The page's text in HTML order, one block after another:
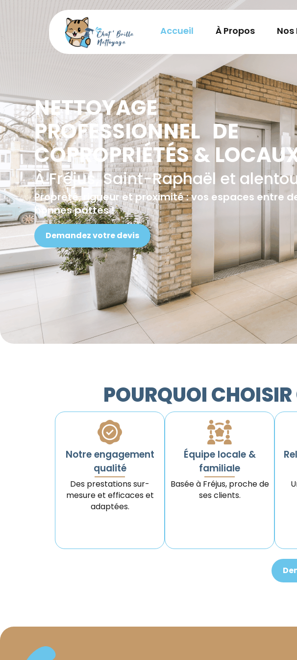
Accueil À Propos
NETTOYAGE
PROFESSIONNEL DE
COPROPRIÉTÉS &
À Fréjus, Saint-Raphaël et
Propreté, rigueur et proximité : vos espaces entre
bonnes pattes !
Demandez votre devis
POURQUOI
Notre engagement
qualité
Des prestations sur-
mesure et efficaces et
adaptées.
Équipe locale &
familiale
Basée à Fréjus, proche de
ses clients.